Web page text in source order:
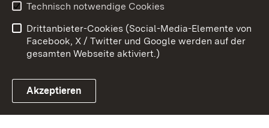
Link zum Landesportal
Barrierefreiheit
Impressum Cookies
Technisch notwendige Cookies
Drittanbieter-Cookies (Social-Media-Elemente von
Facebook, X / Twitter und Google werden auf der
gesamten Webseite aktiviert.)
Akzeptieren